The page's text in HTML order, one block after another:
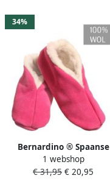
34%
Bernardino ® Spaanse
sloffen Roze 100% Wol
1 webshop
€ 31,95 € 20,95